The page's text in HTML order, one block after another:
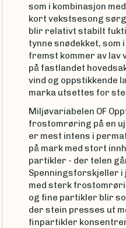
som i kombinasjon
kort vekstsesong
blir relativt stabilt
tynne snødekket, som
fremst kommer av lav
på fastlandet
vind og oppstikkende
marka utsettes for
Miljøvariabelen OF
frostomrøring på en
er mest intens i
på mark med stort
partikler - der telen
Spenningsforskjeller i
med sterk
og fine partikler blir
der stein presses ut
finpartikler